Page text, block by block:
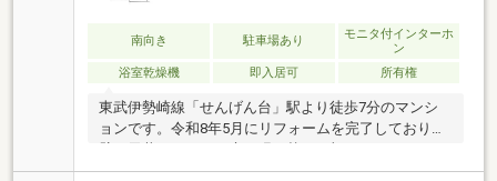
合わせは【048-797-8901】まで！お問い合わせの際は
【SUUMOを見た】とお伝えいただくとスムーズにご
案内できます♪
南向き 駐車場あり
モニタ付インターホ
ン
浴室乾燥機
即入居可 所有権
東武伊勢崎線「せんげん台」駅より徒歩7分のマンシ
ョンです。令和8年5月にリフォームを完了しており、
給湯器などの水回り設備も新調。エアコンや照明も設